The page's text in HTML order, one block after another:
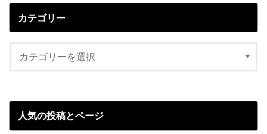
カテゴリー
人気の投稿とページ